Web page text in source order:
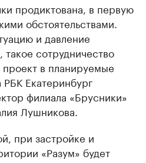
продиктована, в первую
обстоятельствами.
и давление
сотрудничество
проект в планируемые
Екатеринбург
филиала «Брусники»
Лушникова.
при застройке и
«Разум» будет